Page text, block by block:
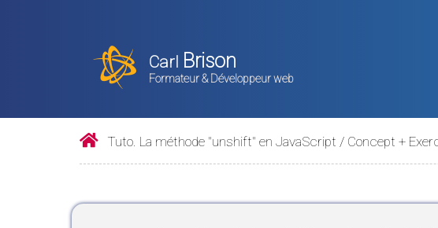
Carl Brison
Formateur & Développeur web
Tuto. La méthode "unshift" en JavaScript / Concept +